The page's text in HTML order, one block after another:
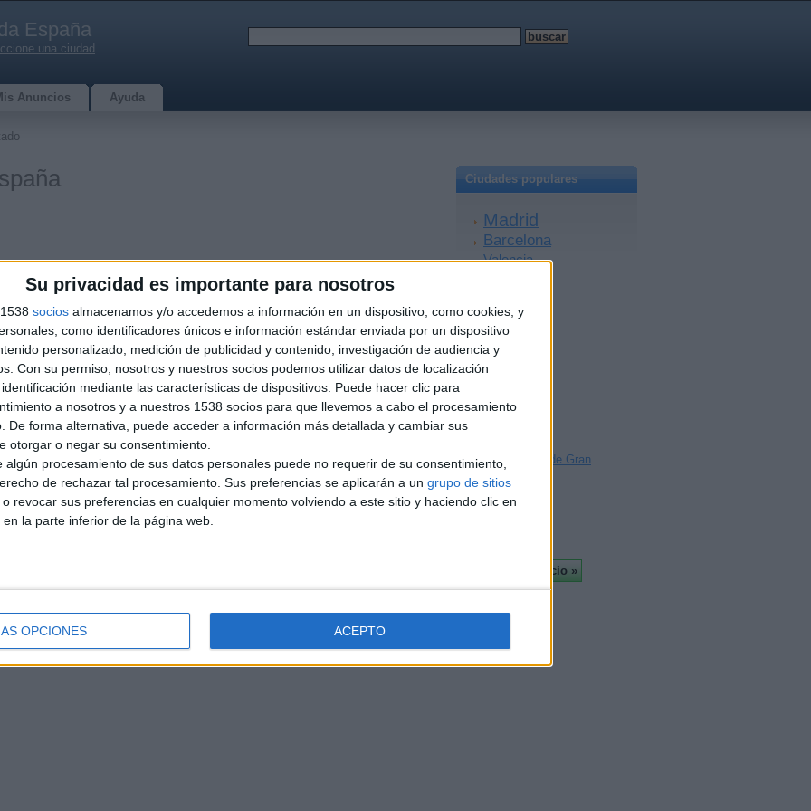
Su privacidad es importante para nosotros
socios almacenamos y/o accedemos a información en un dispositivo, como cookies, y
como identificadores únicos e información estándar enviada por un dispositivo
personalizado, medición de publicidad y contenido, investigación de audiencia y
Con su permiso, nosotros y nuestros socios podemos utilizar datos de localización
mediante las características de dispositivos. Puede hacer clic para
a nosotros y a nuestros 1538 socios para que llevemos a cabo el procesamiento
De forma alternativa, puede acceder a información más detallada y cambiar sus
otorgar o negar su consentimiento.
algún procesamiento de sus datos personales puede no requerir de su consentimiento,
de rechazar tal procesamiento. Sus preferencias se aplicarán a un grupo de sitios
o revocar sus preferencias en cualquier momento volviendo a este sitio y haciendo clic en
la parte inferior de la página web.
OPCIONES ACEPTO
España
una ciudad
Anuncios Ayuda
208
Ciudades populares
Madrid
Barcelona
Valencia
Alicante
Zaragoza
Granada
A Coruña
Bilbao
Las Palmas de Gran
Canaria
Tarragona